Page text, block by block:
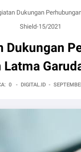
Dukungan
Shield-15/2021
Dukungan
Latma
0 - DIGITAL.ID -